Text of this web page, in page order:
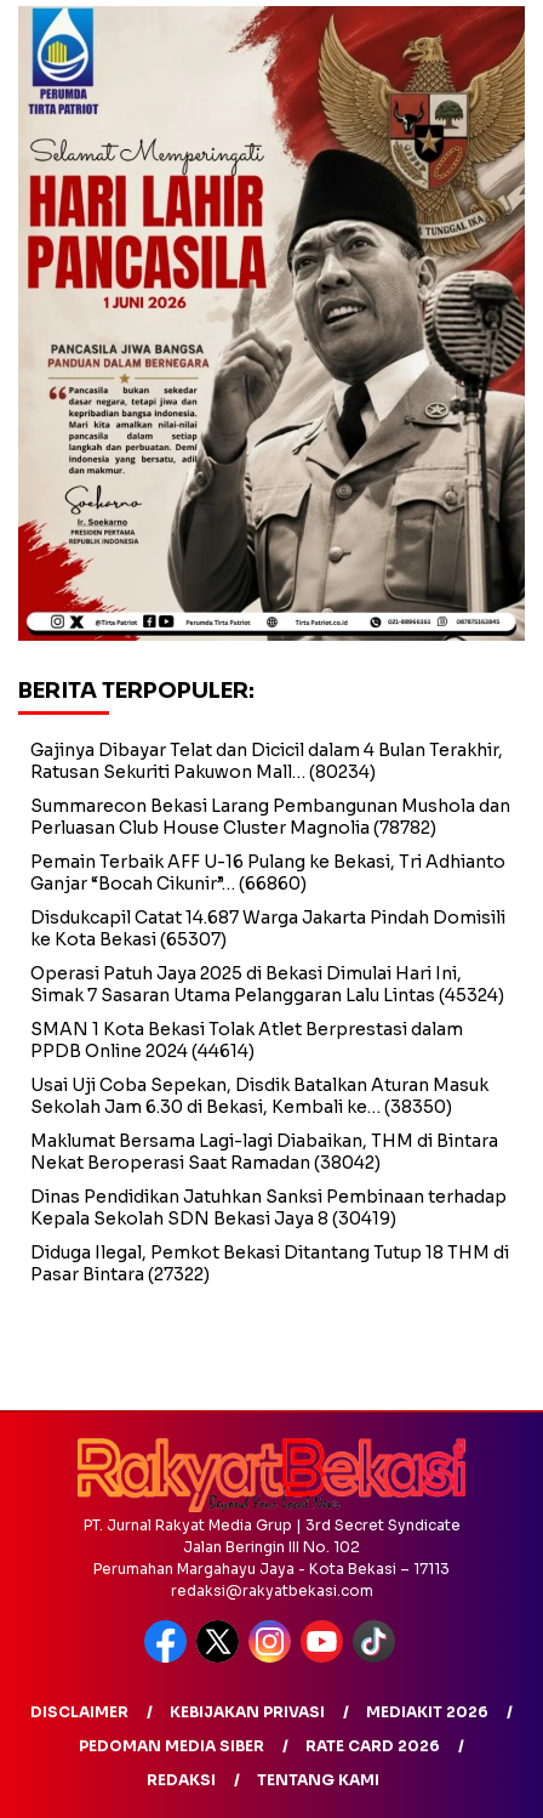
BERITA TERPOPULER:
Gajinya Dibayar Telat dan Dicicil dalam 4 Bulan Terakhir,
Ratusan Sekuriti Pakuwon Mall… (80234)
Summarecon Bekasi Larang Pembangunan Mushola dan
Perluasan Club House Cluster Magnolia (78782)
Pemain Terbaik AFF U-16 Pulang ke Bekasi, Tri Adhianto
Ganjar “Bocah Cikunir”… (66860)
Disdukcapil Catat 14.687 Warga Jakarta Pindah Domisili
ke Kota Bekasi(65307)
Operasi Patuh Jaya 2025 di Bekasi Dimulai Hari Ini,
Simak 7 Sasaran Utama Pelanggaran Lalu Lintas (45324)
SMAN 1 Kota Bekasi Tolak Atlet Berprestasi dalam
PPDB Online 2024(44614)
Usai Uji Coba Sepekan, Disdik Batalkan Aturan Masuk
Sekolah Jam 6.30 di Bekasi, Kembali ke… (38350)
Maklumat Bersama Lagi-lagi Diabaikan, THM di Bintara
Nekat Beroperasi Saat Ramadan (38042)
Dinas Pendidikan Jatuhkan Sanksi Pembinaan terhadap
Kepala Sekolah SDN Bekasi Jaya 8 (30419)
Diduga Ilegal, Pemkot Bekasi Ditantang Tutup 18 THM di
Pasar Bintara (27322)
PT. Jurnal Rakyat Media Grup | 3rd Secret Syndicate
Jalan Beringin III No. 102
Perumahan Margahayu Jaya - Kota Bekasi – 17113
redaksi@rakyatbekasi.com
DISCLAIMER KEBIJAKAN PRIVASI
MEDIAKIT 2026
PEDOMAN MEDIA SIBER
RATE CARD 2026
REDAKSI
TENTANG KAMI